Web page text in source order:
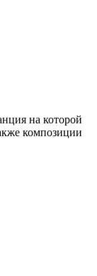
на которой
композиции